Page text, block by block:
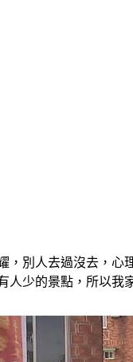
別人去過沒去，
少的景點，所以